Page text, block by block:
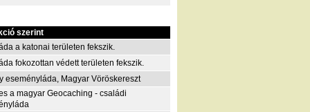
szerint
a katonai területen fekszik.
fokozottan védett területen fekszik.
eseményláda, Magyar Vöröskereszt
a magyar Geocaching - családi